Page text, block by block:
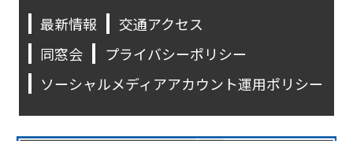
最新情報
交通アクセス
同窓会
プライバシーポリシー
ソーシャルメディアアカウント運用ポリシー